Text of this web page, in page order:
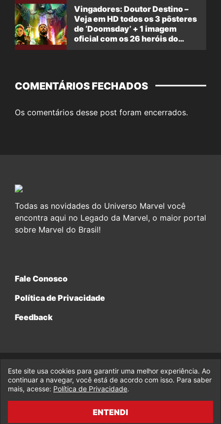
Vingadores: Doutor Destino –
Veja em HD todos os 3 pôsteres
de ‘Doomsday’ + 1 imagem
oficial com os 26 heróis do
COMENTÁRIOS FECHADOS
Os comentários desse post foram encerrados.
Todas as novidades do Universo Marvel você
encontra aqui no Legado da Marvel, o maior portal
sobre Marvel do Brasil!
Fale Conosco
Política de Privacidade
Feedback
© 2017-2026 Legado da Marvel, uma empresa da Legado
Enterprises.
fabiolobo
Este site usa cookies para garantir uma melhor experiência. Ao
continuar a navegar, você está de acordo com isso. Para saber
mais, acesse: Política de Privacidade.
ENTENDI